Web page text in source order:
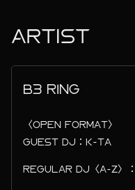
ARTIST
B3 RING
〈OPEN FORMAT〉
GUEST DJ：K-TA
REGULAR DJ〈A-Z〉